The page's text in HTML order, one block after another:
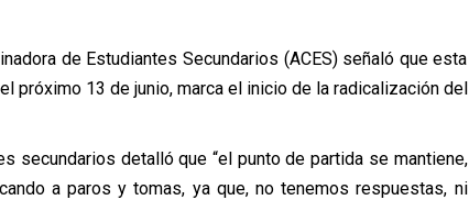
de Estudiantes Secundarios (ACES) señaló que esta
próximo 13 de junio, marca el inicio de la radicalización del
secundarios detalló que “el punto de partida se mantiene,
a paros y tomas, ya que, no tenemos respuestas, ni